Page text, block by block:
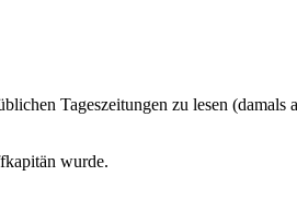
Tageszeitungen zu lesen
wurde.